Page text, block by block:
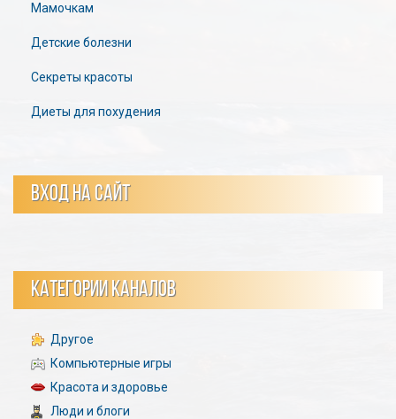
Мамочкам
Детские болезни
Секреты красоты
Диеты для похудения
ВХОД НА САЙТ
КАТЕГОРИИ КАНАЛОВ
Другое
Компьютерные игры
Красота и здоровье
Люди и блоги